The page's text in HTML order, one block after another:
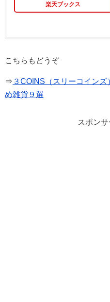
楽天ブックス
こちらもどうぞ
⇒ ３COINS（スリーコイン
め雑貨９選
スポンサ